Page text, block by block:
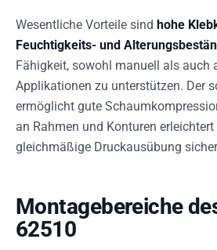
Wesentliche Vorteile sind hohe
Feuchtigkeits- und
Fähigkeit, sowohl manuell als auch
Applikationen zu unterstützen. Der
ermöglicht gute
an Rahmen und Konturen
gleichmäßige Druckausübung
Montagebereiche
62510